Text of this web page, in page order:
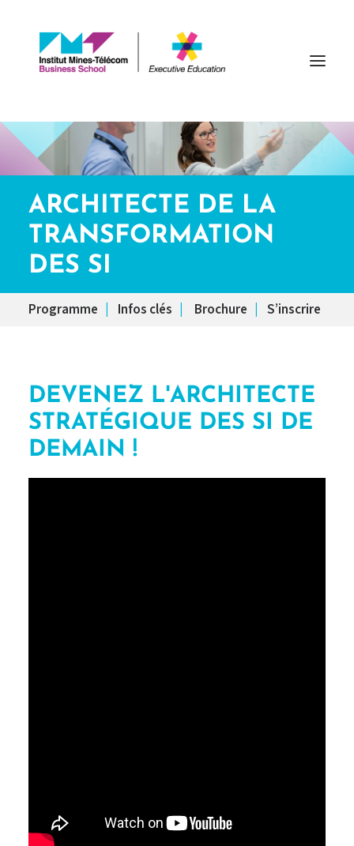
Accueil
Formez-vous
Formation entreprise
Financement
ARCHITECTE DE LA
TRANSFORMATION
DES SI
Programme Infos clés Brochure S’inscrire
DEVENEZ L'ARCHITECTE
STRATÉGIQUE DES SI DE
DEMAIN !